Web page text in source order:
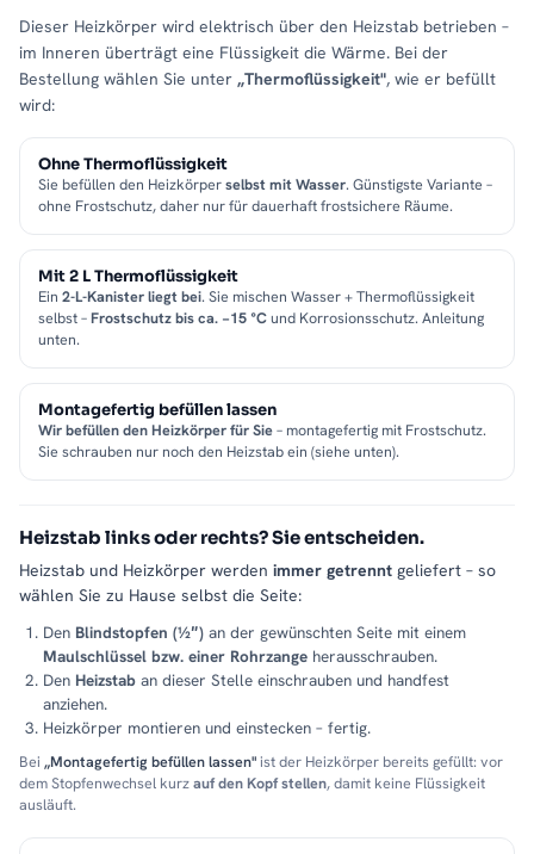
Dieser Heizkörper wird elektrisch über den Heizstab betrieben –
im Inneren überträgt eine Flüssigkeit die Wärme. Bei der
Bestellung wählen Sie unter „Thermoflüssigkeit", wie er befüllt
wird:
Ohne Thermoflüssigkeit
Sie befüllen den Heizkörperselbst mit Wasser. Günstigste Variante –
ohne Frostschutz, daher nur für dauerhaft frostsichere Räume.
Mit 2 L Thermoflüssigkeit
Ein 2-L-Kanister liegt bei. Sie mischen Wasser + Thermoflüssigkeit
selbst –Frostschutz bis ca. −15 °Cund Korrosionsschutz. Anleitung
unten.
Montagefertig befüllen lassen
Wir befüllen den Heizkörper für Sie– montagefertig mit Frostschutz.
Sie schrauben nur noch den Heizstab ein (siehe unten).
Heizstab links oder rechts? Sie entscheiden.
Heizstab und Heizkörper werden immer getrennt geliefert – so
wählen Sie zu Hause selbst die Seite:
Den Blindstopfen (½″) an der gewünschten Seite mit einem
Maulschlüssel bzw. einer Rohrzange herausschrauben.
Den Heizstab an dieser Stelle einschrauben und handfest
anziehen.
Heizkörper montieren und einstecken – fertig.
Bei „Montagefertig befüllen lassen"ist der Heizkörper bereits gefüllt: vor
dem Stopfenwechsel kurzauf den Kopf stellen, damit keine Flüssigkeit
ausläuft.